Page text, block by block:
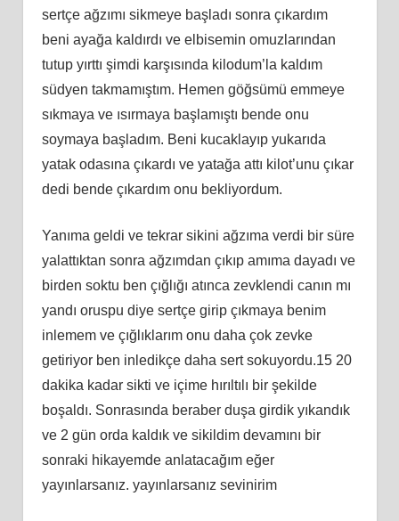
sertçe ağzımı sikmeye başladı sonra çıkardım
beni ayağa kaldırdı ve elbisemin omuzlarından
tutup yırttı şimdi karşısında kilodum’la kaldım
südyen takmamıştım. Hemen göğsümü emmeye
sıkmaya ve ısırmaya başlamıştı bende onu
soymaya başladım. Beni kucaklayıp yukarıda
yatak odasına çıkardı ve yatağa attı kilot’unu çıkar
dedi bende çıkardım onu bekliyordum.
Yanıma geldi ve tekrar sikini ağzıma verdi bir süre
yalattıktan sonra ağzımdan çıkıp amıma dayadı ve
birden soktu ben çığlığı atınca zevklendi canın mı
yandı oruspu diye sertçe girip çıkmaya benim
inlemem ve çığlıklarım onu daha çok zevke
getiriyor ben inledikçe daha sert sokuyordu.15 20
dakika kadar sikti ve içime hırıltılı bir şekilde
boşaldı. Sonrasında beraber duşa girdik yıkandık
ve 2 gün orda kaldık ve sikildim devamını bir
sonraki hikayemde anlatacağım eğer
yayınlarsanız. yayınlarsanız sevinirim